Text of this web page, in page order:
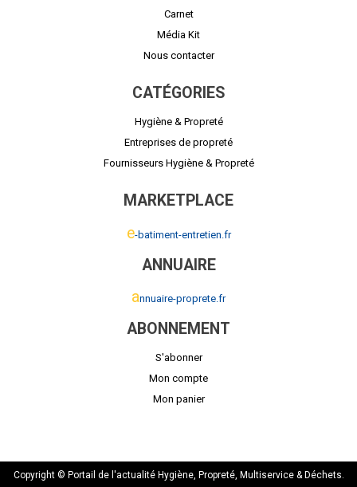
Carnet
Média Kit
Nous contacter
CATÉGORIES
Hygiène & Propreté
Entreprises de propreté
Fournisseurs Hygiène & Propreté
MARKETPLACE
e-batiment-entretien.fr
ANNUAIRE
annuaire-proprete.fr
ABONNEMENT
S'abonner
Mon compte
Mon panier
Copyright © Portail de l'actualité Hygiène, Propreté, Multiservice & Déchets.